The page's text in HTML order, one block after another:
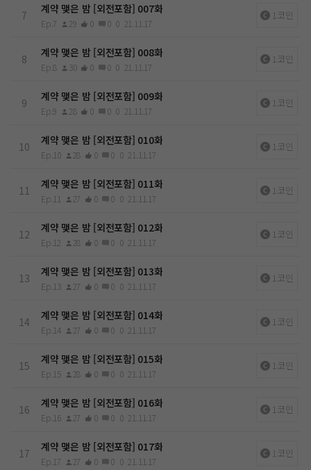
7 계약 맺은 밤 [외전포함] 007화
Ep.7 29 0 0 0 21.11.17
1코인
8 계약 맺은 밤 [외전포함] 008화
Ep.8 30 0 0 0 21.11.17
1코인
9 계약 맺은 밤 [외전포함] 009화
Ep.9 28 0 0 0 21.11.17
1코인
10 계약 맺은 밤 [외전포함] 010화
Ep.10 28 0 0 0 21.11.17
1코인
11 계약 맺은 밤 [외전포함] 011화
Ep.11 27 0 0 0 21.11.17
1코인
12 계약 맺은 밤 [외전포함] 012화
Ep.12 28 0 0 0 21.11.17
1코인
13 계약 맺은 밤 [외전포함] 013화
Ep.13 27 0 0 0 21.11.17
1코인
14 계약 맺은 밤 [외전포함] 014화
Ep.14 27 0 0 0 21.11.17
1코인
15 계약 맺은 밤 [외전포함] 015화
Ep.15 28 0 0 0 21.11.17
1코인
16 계약 맺은 밤 [외전포함] 016화
Ep.16 27 0 0 0 21.11.17
1코인
17 계약 맺은 밤 [외전포함] 017화
Ep.17 27 0 0 0 21.11.17
1코인